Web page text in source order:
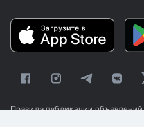
Правила публикации объявлений